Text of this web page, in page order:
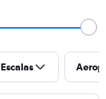
Escalas